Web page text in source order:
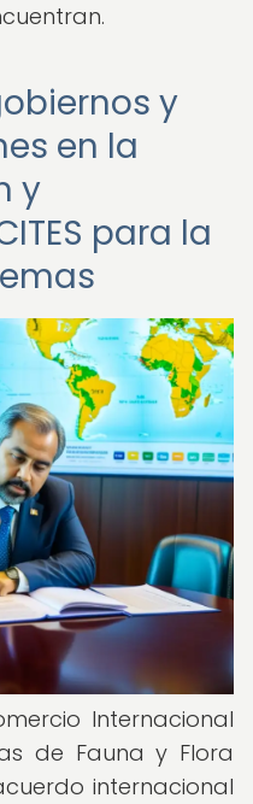
y
en la
y
para la
Internacional
de Fauna y Flora
internacional